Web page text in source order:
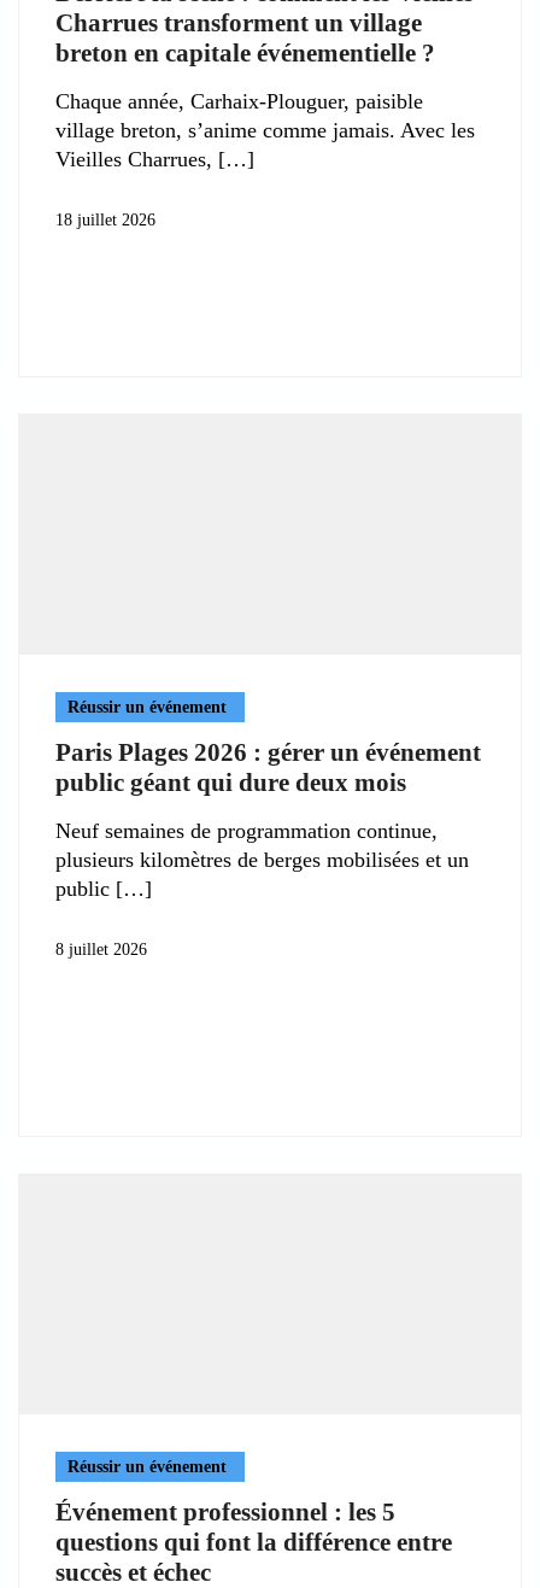
Charrues transforment un village
breton en capitale événementielle ?
Chaque année, Carhaix-Plouguer, paisible
village breton, s’anime comme jamais. Avec les
Vieilles Charrues,
18 juillet 2026
Réussir un événement
Paris Plages 2026 : gérer un événement
public géant qui dure deux mois
Neuf semaines de programmation continue,
plusieurs kilomètres de berges mobilisées et un
public
8 juillet 2026
Réussir un événement
Événement professionnel : les 5
questions qui font la différence entre
succès et échec